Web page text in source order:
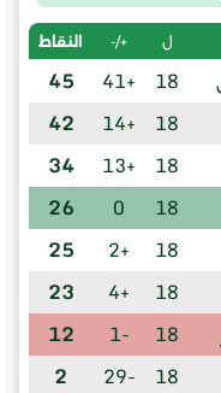
ل +/- النقاط
18
+41
45
18
+14
42
18
+13
34
18
0
26
18
+2
25
18
+4
23
18
-1
12
18
-29
2